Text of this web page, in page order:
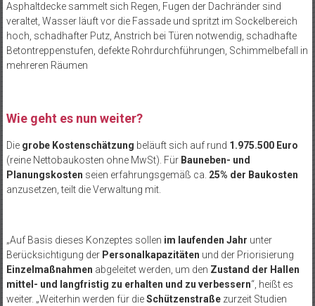
Asphaltdecke sammelt sich Regen, Fugen der Dachränder sind
veraltet, Wasser läuft vor die Fassade und spritzt im Sockelbereich
hoch, schadhafter Putz, Anstrich bei Türen notwendig, schadhafte
Betontreppenstufen, defekte Rohrdurchführungen, Schimmelbefall in
mehreren Räumen
Wie geht es nun weiter?
Die grobe Kostenschätzung beläuft sich auf rund 1.975.500 Euro
(reine Nettobaukosten ohne MwSt). Für Bauneben- und
Planungskosten seien erfahrungsgemäß ca. 25% der Baukosten
anzusetzen, teilt die Verwaltung mit.
„Auf Basis dieses Konzeptes sollen im laufenden Jahr unter
Berücksichtigung der Personalkapazitäten und der Priorisierung
Einzelmaßnahmen abgeleitet werden, um den Zustand der Hallen
mittel- und langfristig zu erhalten und zu verbessern“, heißt es
weiter. „Weiterhin werden für dieSchützenstraßezurzeit Studien